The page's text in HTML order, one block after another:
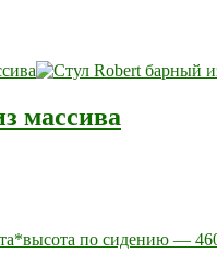
массива
по сидению —